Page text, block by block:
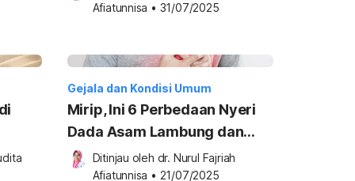
Afiatunnisa • 31/07/2025
Gejala dan Kondisi Umum
Mirip, Ini 6 Perbedaan Nyeri
Dada Asam Lambung dan
Jantung
Ditinjau oleh dr. Nurul Fajriah
Afiatunnisa • 21/07/2025